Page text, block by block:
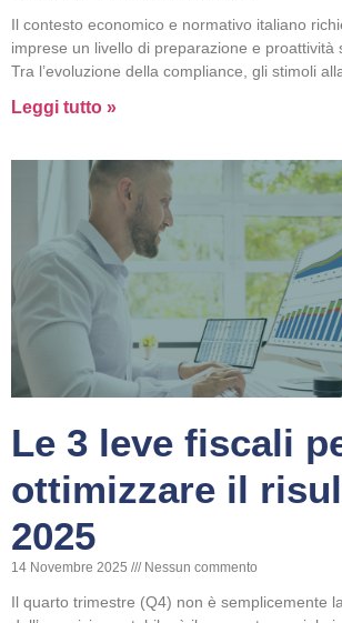
Il contesto economico e normativo italiano
imprese un livello di preparazione e proattività
Tra l’evoluzione della compliance, gli stimoli
Leggi tutto »
Le 3 leve fiscali
ottimizzare il
2025
14 Novembre 2025 Nessun commento
Il quarto trimestre (Q4) non è semplicemente